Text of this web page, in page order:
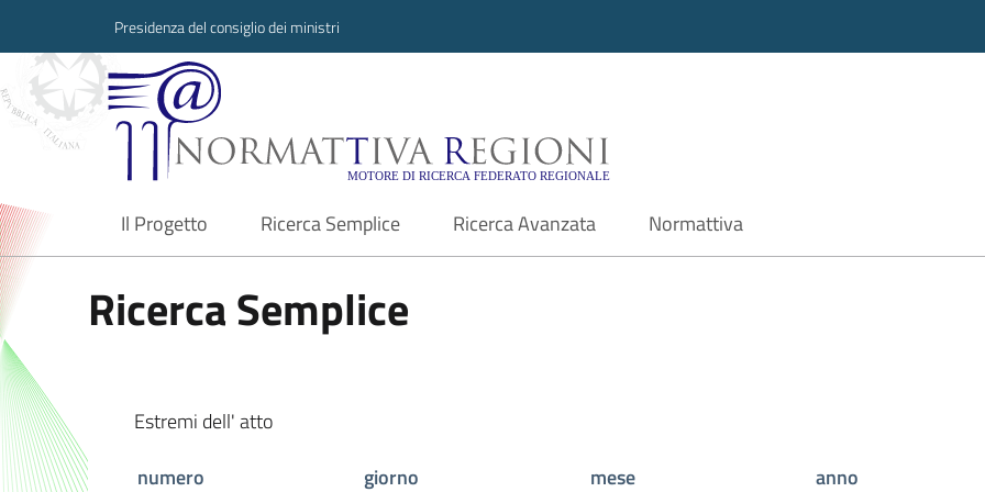
Presidenza del consiglio dei ministri
Normattiva Regioni - Motore di ricerca
Il Progetto
current Ricerca Semplice Ricerca Avanzata Normattiva
Ricerca Semplice
Estremi dell' atto
numero
giorno mese
anno